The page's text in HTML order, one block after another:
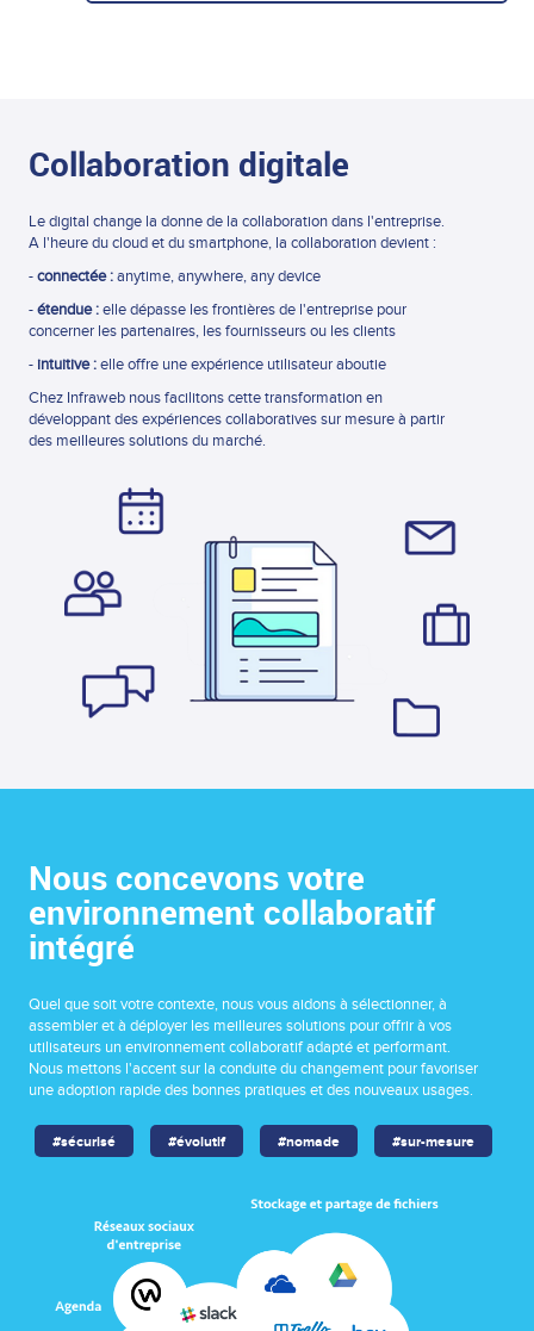
Collaboration digitale
Le digital change la donne de la collaboration dans l'entreprise.
A l'heure du cloud et du smartphone, la collaboration devient :
-connectée :anytime, anywhere, any device
-étendue :elle dépasse les frontières de l'entreprise pour
concerner les partenaires, les fournisseurs ou les clients
- intuitive :elle offre une expérience utilisateur aboutie
Chez Infraweb nous facilitons cette transformation en
développant des expériences collaboratives sur mesure à partir
des meilleures solutions du marché.
Nous concevons votre
environnement collaboratif
intégré
Quel que soit votre contexte, nous vous aidons à sélectionner, à
assembler et à déployer les meilleures solutions pour offrir à vos
utilisateurs un environnement collaboratif adapté et performant.
Nous mettons l'accent sur la conduite du changement pour favoriser
une adoption rapide des bonnes pratiques et des nouveaux usages.
#sécurisé #évolutif #nomade #sur-mesure